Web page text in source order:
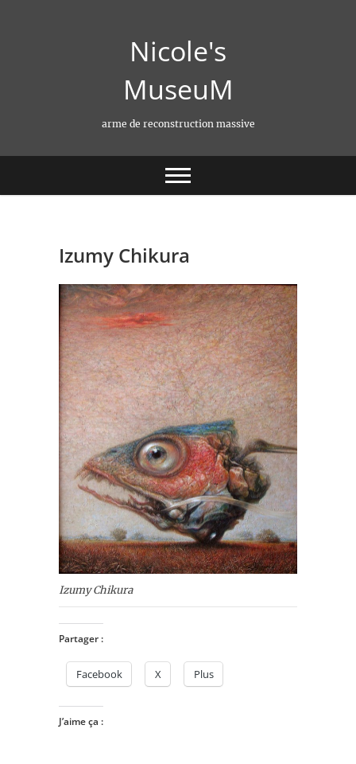
Nicole's
MuseuM
arme de reconstruction massive
Izumy Chikura‎
Izumy Chikura‎
Partager :
Facebook X Plus
J’aime ça :